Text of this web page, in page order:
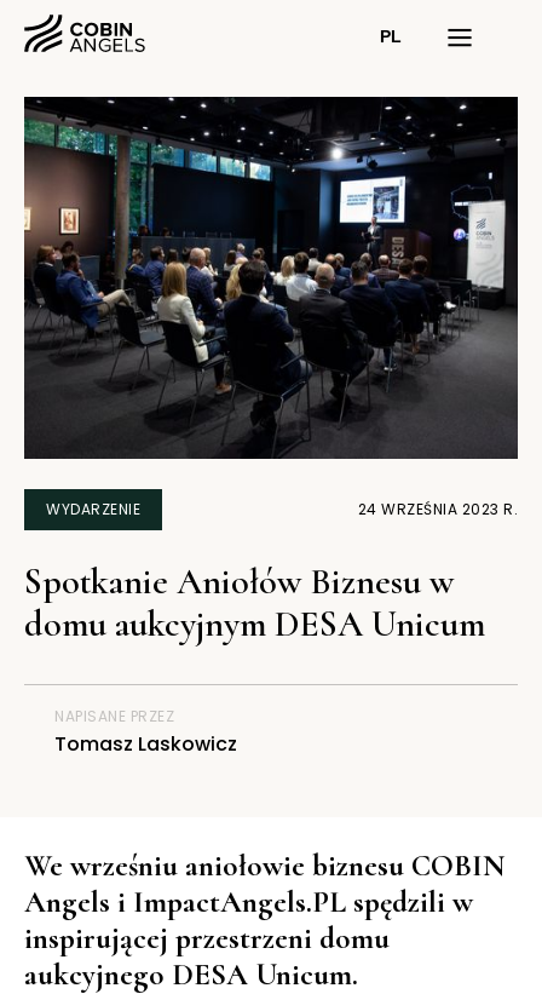
PL
WYDARZENIE 24 WRZEŚNIA 2023 R.
Spotkanie Aniołów Biznesu w
domu aukcyjnym DESA Unicum
NAPISANE PRZEZ
Tomasz Laskowicz
We wrześniu aniołowie biznesu COBIN
Angels i ImpactAngels.PL spędzili w
inspirującej przestrzeni domu
aukcyjnego DESA Unicum.